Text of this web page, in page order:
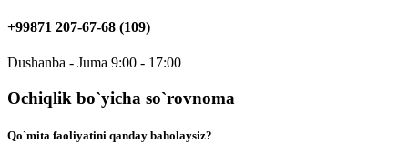
+99871 207-67-68 (109)
Dushanba - Juma 9:00 - 17:00
Ochiqlik bo`yicha so`rovnoma
Qo`mita faoliyatini qanday baholaysiz?